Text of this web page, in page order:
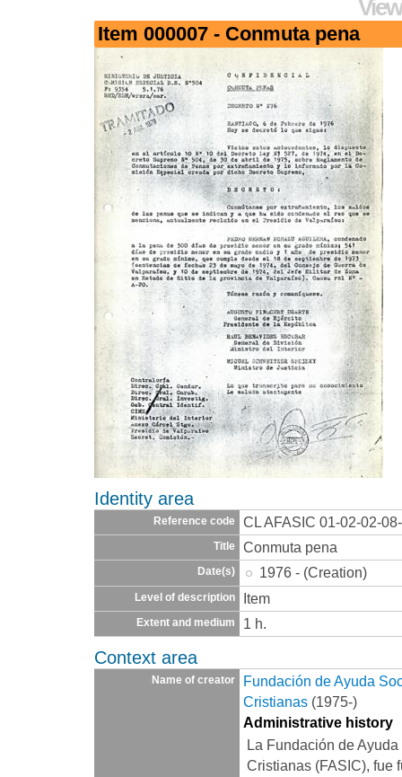
Item 000007 - Conmuta pena
Identity area
Reference code CL AFASIC 01-02-02-
Title Conmuta pena
Date(s) 1976 - (Creation)
Level of description Item
Extent and medium 1 h.
Context area
Name of creator
Fundación de Ayuda
Cristianas (1975-)
Administrative history
La Fundación de
Cristianas (FASIC), fue